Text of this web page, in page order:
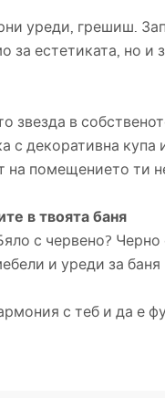
уреди, грешиш.
естетиката, но и
звезда в
с декоративна купа
на помещението ти
в твоята баня
с червено? Черно
и уреди за баня
с теб и да е